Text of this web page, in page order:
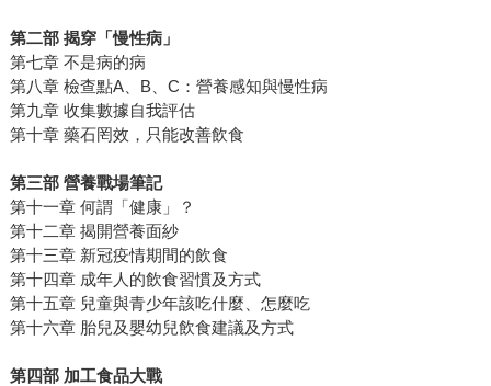
第二部 揭穿「慢性病」
第七章 不是病的病
第八章 檢查點A、B、C：營養感知與慢性病
第九章 收集數據自我評估
第十章 藥石罔效，只能改善飲食
第三部 營養戰場筆記
第十一章 何謂「健康」？
第十二章 揭開營養面紗
第十三章 新冠疫情期間的飲食
第十四章 成年人的飲食習慣及方式
第十五章 兒童與青少年該吃什麼、怎麼吃
第十六章 胎兒及嬰幼兒飲食建議及方式
第四部 加工食品大戰